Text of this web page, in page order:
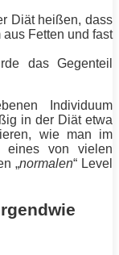
Diätheißen, dass
Fetten und fast
das Gegenteil
Individuum
in der Diätetwa
wie man im
eines von vielen
„normalen“ Level